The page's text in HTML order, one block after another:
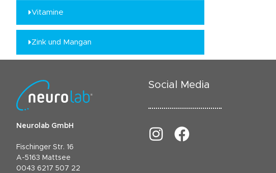
Vitamine
Zink und Mangan
Neurolab GmbH
Fischinger Str. 16
A-5163 Mattsee
0043 6217 507 22
Social Media